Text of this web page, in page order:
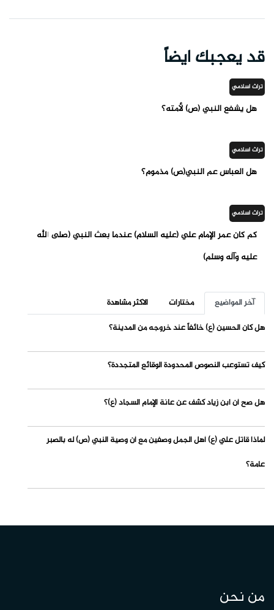
قد يعجبك ايضاً
تراث اسلامي
هل يشفع النبي (ص) لأمته؟
تراث اسلامي
هل العباس عم النبي(ص) مذموم؟
تراث اسلامي
كم كان عمر الإمام علي (عليه السلام) عندما بعث النبي (صلى الله
عليه وآله وسلم)
آخر المواضيع مختارات
الاكثر مشاهدة
هل كان الحسين (ع) خائفاً عند خروجه من المدينة؟
كيف تستوعب النصوص المحدودة الوقائع المتجددة؟
هل صح أن ابن زياد كشف عن عانة الإمام السجاد (ع)؟
لماذا قاتل علي (ع) أهل الجمل وصفين مع أن وصية النبي (ص) له بالصبر
عامة؟
من نحن